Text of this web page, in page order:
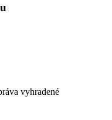
vyhradené